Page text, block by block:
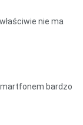
nie ma
bardzo